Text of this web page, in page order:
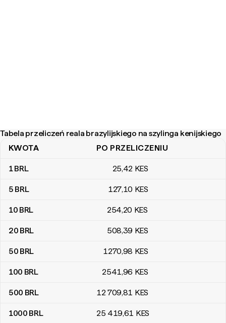
Tabela przeliczeń reala brazylijskiego na szylinga kenijskiego
Tabela przeliczeń reala brazylijskiego na szylinga kenijskiego
KWOTA PO PRZELICZENIU
1BRL 25,42 KES
5 BRL 127,10 KES
10 BRL 254,20 KES
20 BRL 508,39 KES
50 BRL 1270,98 KES
100 BRL 2541,96 KES
500 BRL 12 709,81 KES
1000 BRL 25 419,61 KES